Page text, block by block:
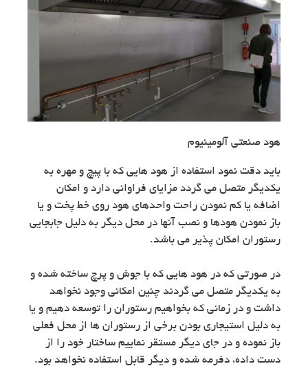
هود صنعتی آلومینیوم
باید دقت نمود استفاده از هود هایی که با پیچ و مهره به
یکدیگر متصل می گردد مزایای فراوانی دارد و امکان
اضافه یا کم نمودن راحت واحدهای هود روی خط پخت و یا
باز نمودن هودها و نصب آنها در محل دیگر به دلیل جابجایی
رستوران امکان پذیر می باشد.
در صورتی که در هود هایی که با جوش و پرچ ساخته شده و
به یکدیگر متصل می گردند چنین امکانی وجود نخواهد
داشت و در زمانی که بخواهیم رستوران را توسعه دهیم و یا
به دلیل استیجاری بودن برخی از رستوران ها از محل فعلی
باز نموده و در جای دیگر مستقر نماییم ساختار خود را از
دست داده، دفرمه شده و دیگر قابل استفاده نخواهد بود.